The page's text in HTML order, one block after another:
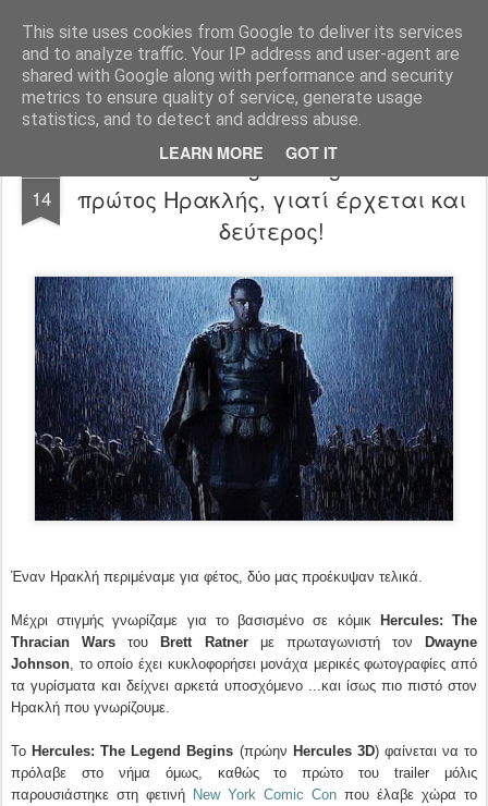
This site uses cookies from Google to deliver its services
and to analyze traffic. Your IP address and user-agent are
shared with Google along with performance and security
metrics to ensure quality of service, generate usage
statistics, and to detect and address abuse.
LEARN MORE GOT IT
FilmBoy
14
Hercules: The Legend Begins trailer: Ο
πρώτος Ηρακλής, γιατί έρχεται και
δεύτερος!
Έναν Ηρακλή περιμέναμε για φέτος, δύο μας προέκυψαν τελικά.
Μέχρι στιγμής γνωρίζαμε για το βασισμένο σε κόμικ Hercules: The
Thracian Wars τουBrett Ratnerμε πρωταγωνιστή τον Dwayne
Johnson , το οποίο έχει κυκλοφορήσει μονάχα μερικές φωτογραφίες από
τα γυρίσματα και δείχνει αρκετά υποσχόμενο ...και ίσως πιο πιστό στον
Ηρακλή που γνωρίζουμε.
ΤοHercules: The Legend Begins (πρώην Hercules 3D) φαίνεται να το
πρόλαβε στο νήμα όμως, καθώς το πρώτο του trailer μόλις
παρουσιάστηκε στη φετινή New York Comic Con που έλαβε χώρα το